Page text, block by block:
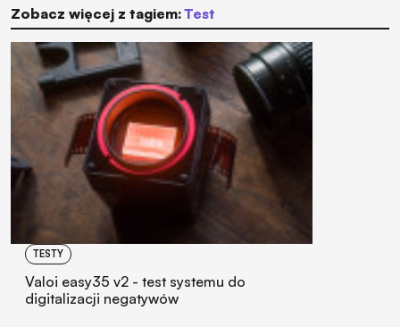
Zobacz więcej z tagiem: test
TESTY
Valoi easy35 v2 - test systemu do
digitalizacji negatywów